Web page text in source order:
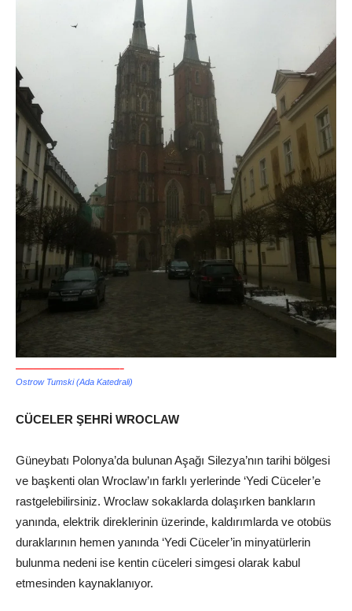
————————————–
Ostrow Tumski (Ada Katedrali)
CÜCELER ŞEHRİ WROCLAW
Güneybatı Polonya’da bulunan Aşağı Silezya’nın tarihi bölgesi
ve başkenti olan Wroclaw’ın farklı yerlerinde ‘Yedi Cüceler’e
rastgelebilirsiniz. Wroclaw sokaklarda dolaşırken bankların
yanında, elektrik direklerinin üzerinde, kaldırımlarda ve otobüs
duraklarının hemen yanında ‘Yedi Cüceler’in minyatürlerin
bulunma nedeni ise kentin cüceleri simgesi olarak kabul
etmesinden kaynaklanıyor.